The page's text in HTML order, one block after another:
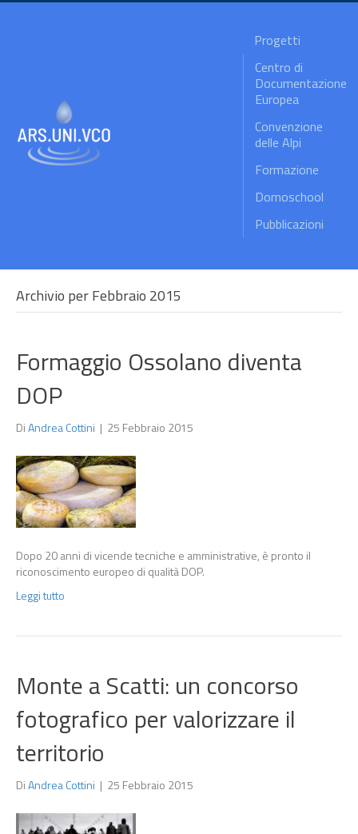
Progetti
Centro di
Documentazione
Europea
Convenzione
delle Alpi
Formazione
Domoschool
Pubblicazioni
Archivio per Febbraio 2015
Formaggio Ossolano diventa
DOP
DiAndrea Cottini | 25 Febbraio 2015
Dopo 20 anni di vicende tecniche e amministrative, è pronto il
riconoscimento europeo di qualità DOP.
Leggi tutto
Monte a Scatti: un concorso
fotografico per valorizzare il
territorio
DiAndrea Cottini | 25 Febbraio 2015